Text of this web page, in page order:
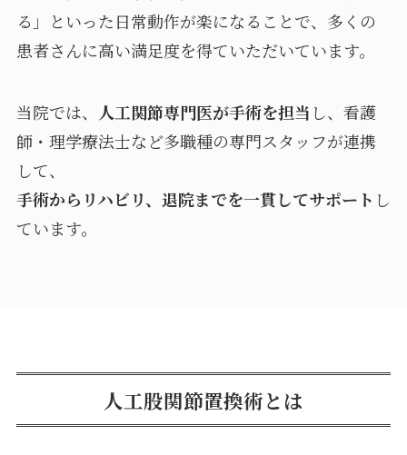
る」といった日常動作が楽になることで、多くの
患者さんに高い満足度を得ていただいています。
当院では、 人工関節専門医が手術を担当 し、看護
師・理学療法士など多職種の専門スタッフが連携
して、
手術からリハビリ、退院までを一貫してサポート し
ています。
人工股関節置換術とは